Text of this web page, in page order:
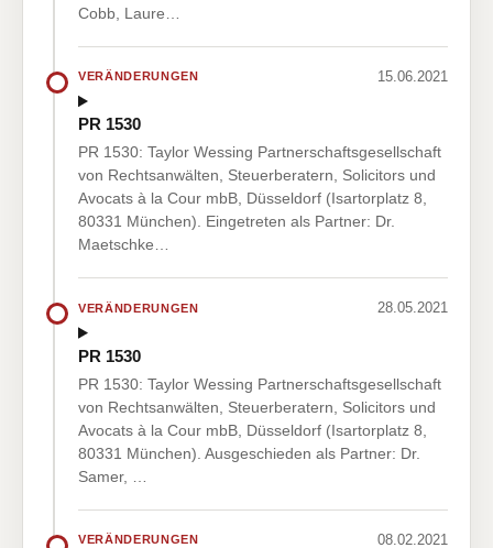
Cobb, Laure…
VERÄNDERUNGEN 15.06.2021
PR 1530
PR 1530: Taylor Wessing Partnerschaftsgesellschaft
von Rechtsanwälten, Steuerberatern, Solicitors und
Avocats à la Cour mbB, Düsseldorf (Isartorplatz 8,
80331 München). Eingetreten als Partner: Dr.
Maetschke…
VERÄNDERUNGEN 28.05.2021
PR 1530
PR 1530: Taylor Wessing Partnerschaftsgesellschaft
von Rechtsanwälten, Steuerberatern, Solicitors und
Avocats à la Cour mbB, Düsseldorf (Isartorplatz 8,
80331 München). Ausgeschieden als Partner: Dr.
Samer, …
VERÄNDERUNGEN 08.02.2021